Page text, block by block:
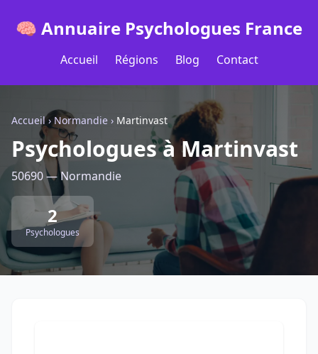
🧠 Annuaire Psychologues France
Accueil Régions Blog Contact
Accueil› Normandie › Martinvast
Psychologues à Martinvast
50690 — Normandie
2
Psychologues